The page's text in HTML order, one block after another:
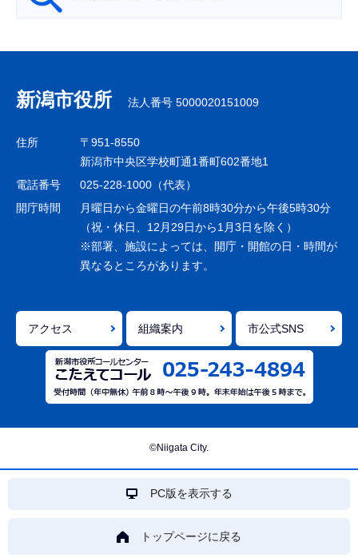
ナ
ビ
ゲ
シ
ョ
で
新潟市役所 法人番号 5000020151009
住所
〒951-8550
新潟市中央区学校町通1番町602番地1
電話番号
025-228-1000（代表）
開庁時間
月曜日から金曜日の午前8時30分から午後5時30分
（祝・休日、12月29日から1月3日を除く）
※部署、施設によっては、開庁・開館の日・時間が
異なるところがあります。
アクセス 組織案内 市公式SNS
©Niigata City.
PC版を表示する
トップページに戻る